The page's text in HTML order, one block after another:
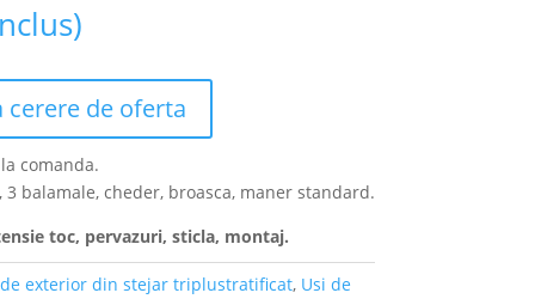
cerere de oferta
comanda.
balamale, cheder, broasca, maner standard.
toc, pervazuri, sticla, montaj.
exterior din stejar triplustratificat, Usi de